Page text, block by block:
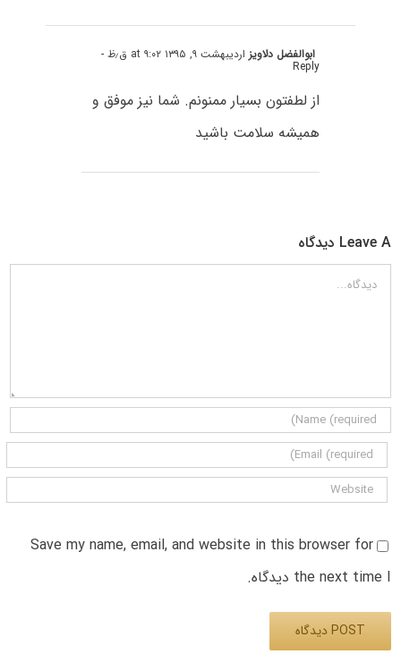
ابوالفضل دلاویزاردیبهشت ۹, ۱۳۹۵ at ۹:۰۲ ق٫ظ -
Reply
از لطفتون بسیار ممنونم. شما نیز موفق و
همیشه سلامت باشید
Leave A دیدگاه
دیدگاه
Save my name, email, and website in this browser for
the next time I دیدگاه.